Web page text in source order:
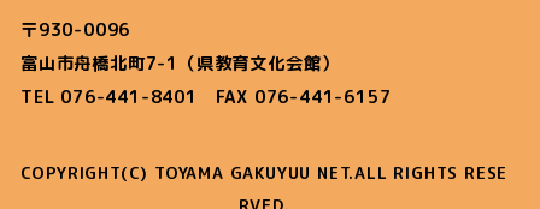
〒930-0096
富山市舟橋北町7-1（県教育文化会館）
TEL 076-441-8401 FAX 076-441-6157
COPYRIGHT(C) TOYAMA GAKUYUU NET.ALL RIGHTS RESE
RVED.